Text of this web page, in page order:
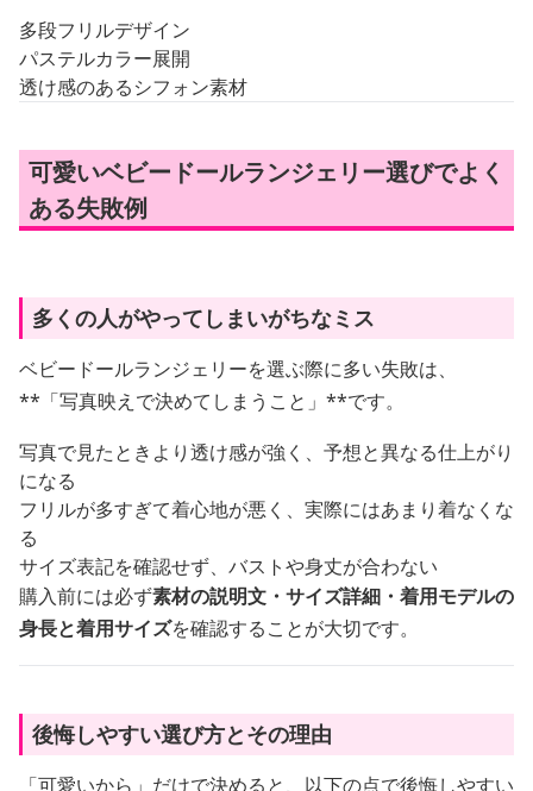
多段フリルデザイン
パステルカラー展開
透け感のあるシフォン素材
可愛いベビードールランジェリー選びでよく
ある失敗例
多くの人がやってしまいがちなミス
ベビードールランジェリーを選ぶ際に多い失敗は、
**「写真映えで決めてしまうこと」**です。
写真で見たときより透け感が強く、予想と異なる仕上がり
になる
フリルが多すぎて着心地が悪く、実際にはあまり着なくな
る
サイズ表記を確認せず、バストや身丈が合わない
購入前には必ず素材の説明文・サイズ詳細・着用モデルの
身長と着用サイズを確認することが大切です。
後悔しやすい選び方とその理由
「可愛いから」だけで決めると、以下の点で後悔しやすい